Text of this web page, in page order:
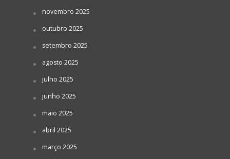
novembro 2025
outubro 2025
setembro 2025
agosto 2025
julho 2025
junho 2025
maio 2025
abril 2025
março 2025